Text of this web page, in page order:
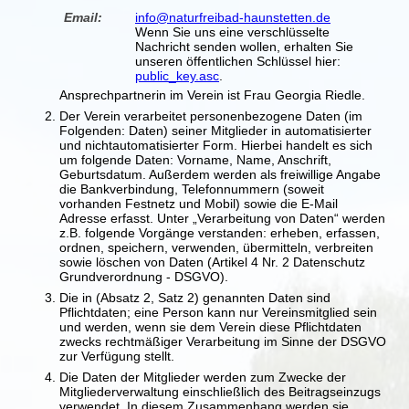
Email:
info@naturfreibad-haunstetten.de
Wenn Sie uns eine verschlüsselte
Nachricht senden wollen, erhalten Sie
unseren öffentlichen Schlüssel hier:
public_key.asc
Ansprechpartnerin im Verein ist Frau Georgia Riedle.
Der Verein verarbeitet personenbezogene Daten (im
Folgenden: Daten) seiner Mitglieder in automatisierter
und nichtautomatisierter Form. Hierbei handelt es sich
um folgende Daten: Vorname, Name, Anschrift,
Geburtsdatum. Außerdem werden als freiwillige Angabe
die Bankverbindung, Telefonnummern (soweit
vorhanden Festnetz und Mobil) sowie die E-Mail
Adresse erfasst. Unter „Verarbeitung von Daten“ werden
z.B. folgende Vorgänge verstanden: erheben, erfassen,
ordnen, speichern, verwenden, übermitteln, verbreiten
sowie löschen von Daten (Artikel 4 Nr. 2 Datenschutz
Grundverordnung - DSGVO).
Die in (Absatz 2, Satz 2) genannten Daten sind
Pflichtdaten; eine Person kann nur Vereinsmitglied sein
und werden, wenn sie dem Verein diese Pflichtdaten
zwecks rechtmäßiger Verarbeitung im Sinne der DSGVO
zur Verfügung stellt.
Die Daten der Mitglieder werden zum Zwecke der
Mitgliederverwaltung einschließlich des Beitragseinzugs
verwendet. In diesem Zusammenhang werden sie